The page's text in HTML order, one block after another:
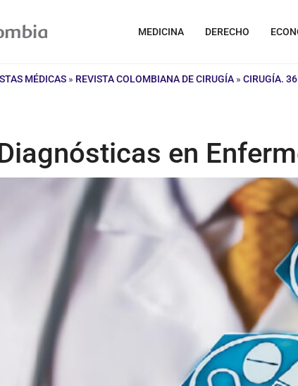
MEDICINA DERECHO
MÉDICAS » REVISTA COLOMBIANA DE CIRUGÍA » CIRUGÍA.
en